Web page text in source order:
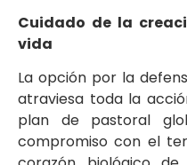
Cuidado de la
vida
La opción por la
atraviesa toda la
plan de pastoral
compromiso con el